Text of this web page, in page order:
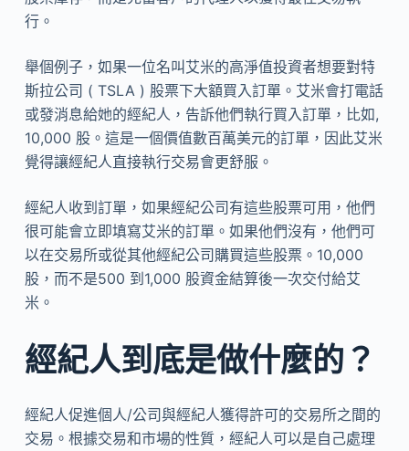
行。
舉個例子，如果一位名叫艾米的高淨值投資者想要對特
斯拉公司 ( TSLA ) 股票下大額買入訂單。艾米會打電話
或發消息給她的經紀人，告訴他們執行買入訂單，比如,
10,000 股。這是一個價值數百萬美元的訂單，因此艾米
覺得讓經紀人直接執行交易會更舒服。
經紀人收到訂單，如果經紀公司有這些股票可用，他們
很可能會立即填寫艾米的訂單。如果他們沒有，他們可
以在交易所或從其他經紀公司購買這些股票。10,000
股，而不是500 到1,000 股資金結算後一次交付給艾
米。
經紀人到底是做什麼的？
經紀人促進個人/公司與經紀人獲得許可的交易所之間的
交易。根據交易和市場的性質，經紀人可以是自己處理